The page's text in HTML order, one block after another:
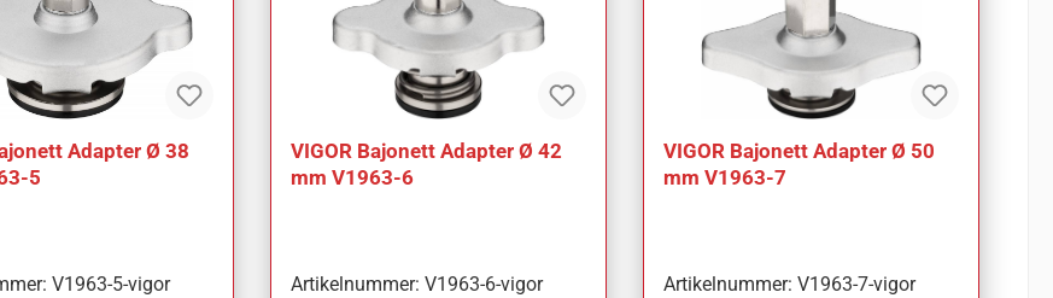
Adapter Ø 38
5
V1963-5-vigor
VIGOR Bajonett Adapter Ø 42
mm V1963-6
Artikelnummer: V1963-6-vigor
VIGOR Bajonett Adapter Ø 50
mm V1963-7
Artikelnummer: V1963-7-vigor